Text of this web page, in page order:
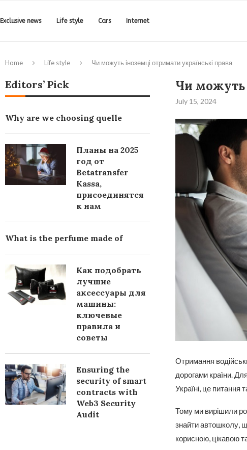
Exclusive news Life style Cars Internet
Home Life style Чи можуть іноземці отримати українські права
Чи можуть
July 15, 2024
Отримання
дорогами країни.
Україні, це питання
Тому ми вирішили
знайти автошколу,
корисною, цікавою
Editors’ Pick
Why are we choosing quelle
Планы на 2025
год от
Betatransfer
Kassa,
присоединятся
к нам
What is the perfume made of
Как подобрать
лучшие
аксессуары для
машины:
ключевые
правила и
советы
Ensuring the
security of smart
contracts with
Web3 Security
Audit